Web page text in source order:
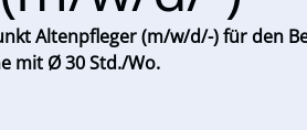
Altenpfleger (m/w/d/-) für den
mit Ø 30 Std./Wo.